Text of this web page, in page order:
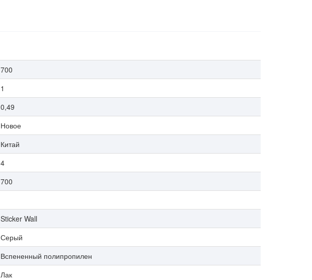
700
1
0,49
Новое
Китай
4
700
Sticker Wall
Серый
Вспененный полипропилен
Лак